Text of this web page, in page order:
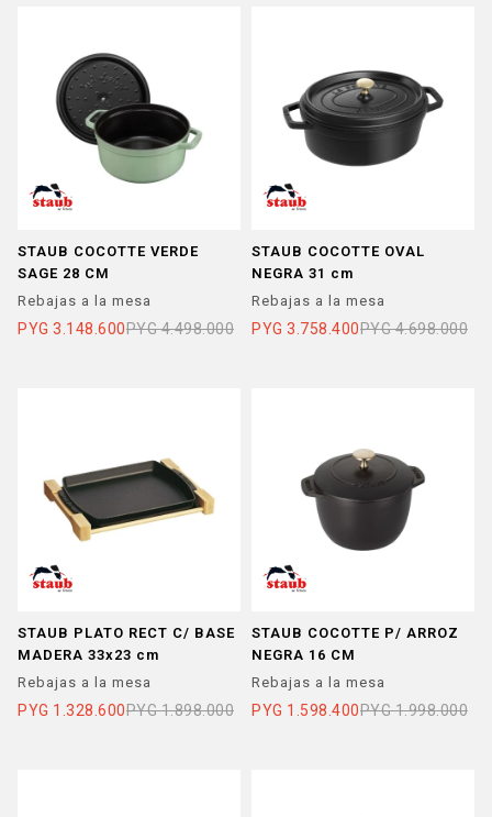
STAUB COCOTTE VERDE
SAGE 28 CM
Rebajas a la mesa
PYG 3.148.600PYG 4.498.000
STAUB COCOTTE OVAL
NEGRA 31 cm
Rebajas a la mesa
PYG 3.758.400PYG 4.698.000
STAUB PLATO RECT C/ BASE
MADERA 33x23 cm
Rebajas a la mesa
PYG 1.328.600PYG 1.898.000
STAUB COCOTTE P/ ARROZ
NEGRA 16 CM
Rebajas a la mesa
PYG 1.598.400PYG 1.998.000